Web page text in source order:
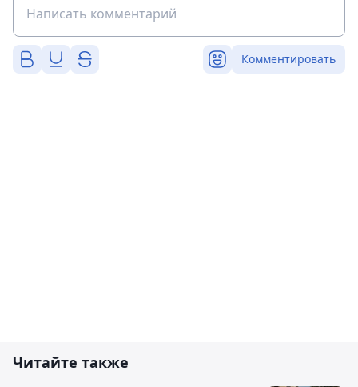
Комментировать
Читайте также